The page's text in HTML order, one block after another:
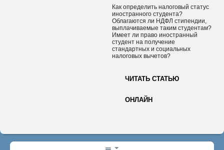
Как определить налоговый статус
иностранного студента?
Облагаются ли НДФЛ стипендии,
выплачиваемые таким студентам?
Имеет ли право иностранный
студент на получение
стандартных и социальных
налоговых вычетов?
ЧИТАТЬ СТАТЬЮ
ОНЛАЙН